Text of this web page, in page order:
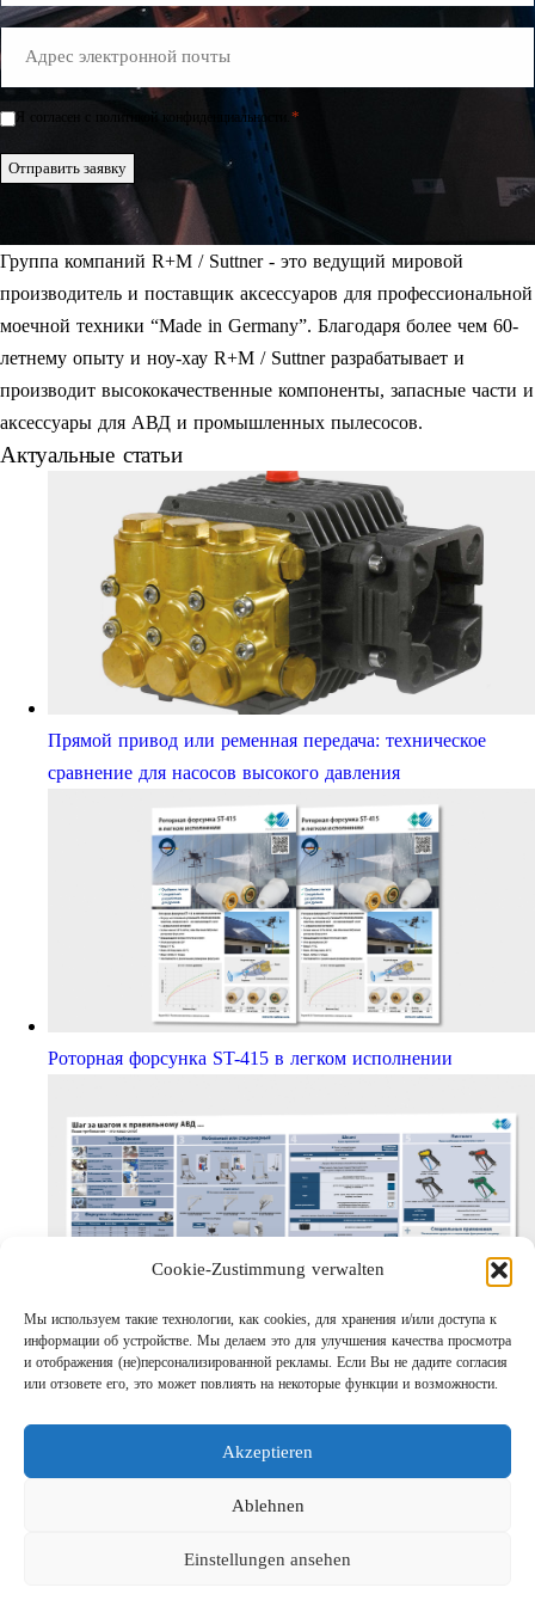
Cookie-Zustimmung verwalten
Мы используем такие технологии, как cookies, для хранения и/или доступа к
информации об устройстве. Мы делаем это для улучшения качества просмотра
и отображения (не)персонализированной рекламы. Если Вы не дадите согласия
или отзовете его, это может повлиять на некоторые функции и возможности.
Akzeptieren
Ablehnen
Einstellungen ansehen
Mail
Einwilligung
Я согласен с политикой конфиденциальности. *
Отправить заявку
Группа компаний R+M / Suttner - это ведущий мировой
производитель и поставщик аксессуаров для профессиональной
моечной техники “Made in Germany”. Благодаря более чем 60-
летнему опыту и ноу-хау R+M / Suttner разрабатывает и
производит высококачественные компоненты, запасные части и
аксессуары для АВД и промышленных пылесосов.
Актуальные статьи
Прямой привод или ременная передача: техническое
сравнение для насосов высокого давления
Роторная форсунка ST-415 в легком исполнении
Шаг за шагом кправильному АВД
Links